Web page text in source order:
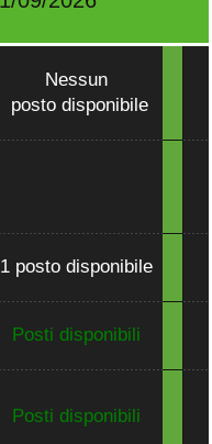
Nessun
posto disponibile
1 posto disponibile
Posti disponibili
Posti disponibili